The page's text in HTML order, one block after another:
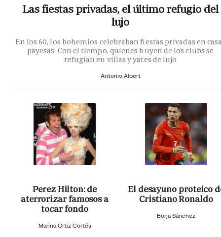
Las fiestas privadas, el último refugio del
lujo
En los 60, los bohemios celebraban fiestas privadas en
payesas. Con el tiempo, quienes huyen de los clubs se
refugian en villas y yates de lujo
Antonio Albert
Perez Hilton: de
aterrorizar famosos a
tocar fondo
Marina Ortiz Cortés
El desayuno proteico
Cristiano Ronaldo
Borja Sánchez